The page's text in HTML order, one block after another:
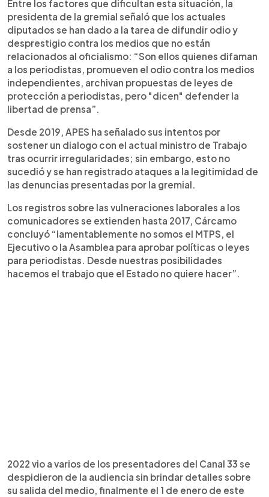
Entre los factores que dificultan esta situación, la
presidenta de la gremial señaló que los actuales
diputados se han dado a la tarea de difundir odio y
desprestigio contra los medios que no están
relacionados al oficialismo: “Son ellos quienes difaman
a los periodistas, promueven el odio contra los medios
independientes, archivan propuestas de leyes de
protección a periodistas, pero "dicen" defender la
libertad de prensa”.
Desde 2019, APES ha señalado sus intentos por
sostener un dialogo con el actual ministro de Trabajo
tras ocurrir irregularidades; sin embargo, esto no
sucedió y se han registrado ataques a la legitimidad de
las denuncias presentadas por la gremial.
Los registros sobre las vulneraciones laborales a los
comunicadores se extienden hasta 2017, Cárcamo
concluyó “lamentablemente no somos el MTPS, el
Ejecutivo o la Asamblea para aprobar políticas o leyes
para periodistas. Desde nuestras posibilidades
hacemos el trabajo que el Estado no quiere hacer”.
2022 vio a varios de los presentadores del Canal 33 se
despidieron de la audiencia sin brindar detalles sobre
su salida del medio, finalmente el 1 de enero de este